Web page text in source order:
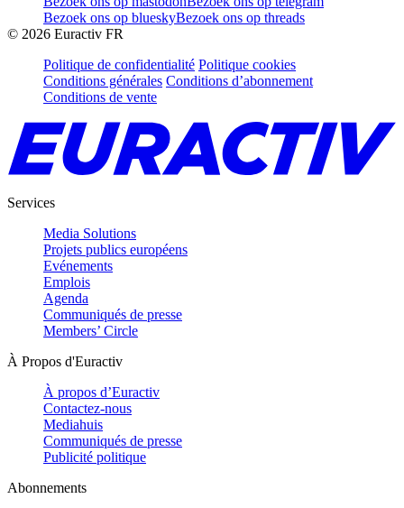
Bezoek ons op blueskyBezoek ons op threads
© 2026 Euractiv FR
Politique de confidentialité Politique cookies
Conditions générales Conditions d’abonnement
Conditions de vente
Services
Media Solutions
Projets publics européens
Evénements
Emplois
Agenda
Communiqués de presse
Members’ Circle
À Propos d'Euractiv
À propos d’Euractiv
Contactez-nous
Mediahuis
Communiqués de presse
Publicité politique
Abonnements